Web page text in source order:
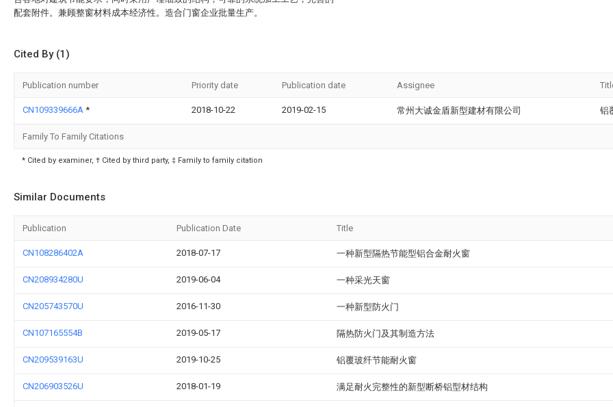
配套附件。兼顾整窗材料成本经济性。造合门窗企业批量生产。
Cited By (1)
Publication number Priority date Publication date Assignee
CN109339666A * 2018-10-22 2019-02-15 常州大诚金盾新型建材有限公司 铝
Family To Family Citations
* Cited by examiner, † Cited by third party, ‡ Family to family citation
Similar Documents
Publication Publication Date Title
CN108286402A 2018-07-17 一种新型隔热节能型铝合金耐火窗
CN208934280U 2019-06-04 一种采光天窗
CN205743570U 2016-11-30 一种新型防火门
CN107165554B 2019-05-17 隔热防火门及其制造方法
CN209539163U 2019-10-25 铝覆玻纤节能耐火窗
CN206903526U 2018-01-19 满足耐火完整性的新型断桥铝型材结构